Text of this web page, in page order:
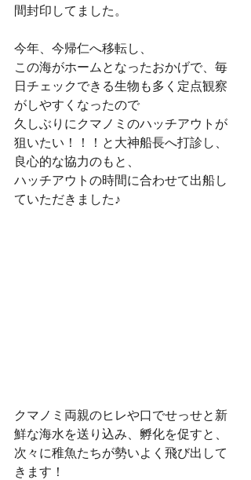
間封印してました。
今年、今帰仁へ移転し、
この海がホームとなったおかげで、毎
日チェックできる生物も多く定点観察
がしやすくなったので
久しぶりにクマノミのハッチアウトが
狙いたい！！！と大神船長へ打診し、
良心的な協力のもと、
ハッチアウトの時間に合わせて出船し
ていただきました♪
クマノミ両親のヒレや口でせっせと新
鮮な海水を送り込み、孵化を促すと、
次々に稚魚たちが勢いよく飛び出して
きます！